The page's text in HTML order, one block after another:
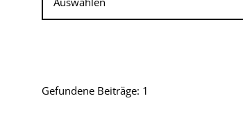
Gefundene Beiträge: 1